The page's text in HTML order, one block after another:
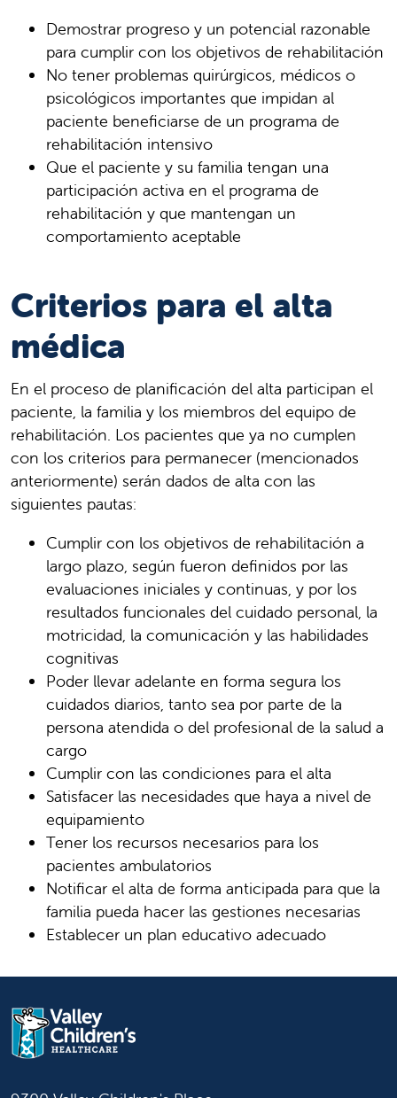
Demostrar progreso y un potencial razonable
para cumplir con los objetivos de rehabilitación
No tener problemas quirúrgicos, médicos o
psicológicos importantes que impidan al
paciente beneficiarse de un programa de
rehabilitación intensivo
Que el paciente y su familia tengan una
participación activa en el programa de
rehabilitación y que mantengan un
comportamiento aceptable
Criterios para el alta
médica
En el proceso de planificación del alta participan el
paciente, la familia y los miembros del equipo de
rehabilitación. Los pacientes que ya no cumplen
con los criterios para permanecer (mencionados
anteriormente) serán dados de alta con las
siguientes pautas:
Cumplir con los objetivos de rehabilitación a
largo plazo, según fueron definidos por las
evaluaciones iniciales y continuas, y por los
resultados funcionales del cuidado personal, la
motricidad, la comunicación y las habilidades
cognitivas
Poder llevar adelante en forma segura los
cuidados diarios, tanto sea por parte de la
persona atendida o del profesional de la salud a
cargo
Cumplir con las condiciones para el alta
Satisfacer las necesidades que haya a nivel de
equipamiento
Tener los recursos necesarios para los
pacientes ambulatorios
Notificar el alta de forma anticipada para que la
familia pueda hacer las gestiones necesarias
Establecer un plan educativo adecuado